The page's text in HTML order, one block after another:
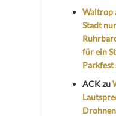
Waltrop
Stadt
für ein
Parkfest
ACKzu